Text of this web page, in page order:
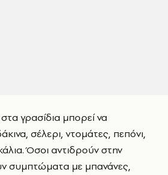
γρασίδια μπορεί να
σέλερι, ντομάτες, πεπόνι,
Όσοι αντιδρούν στην
συμπτώματα με μπανάνες,